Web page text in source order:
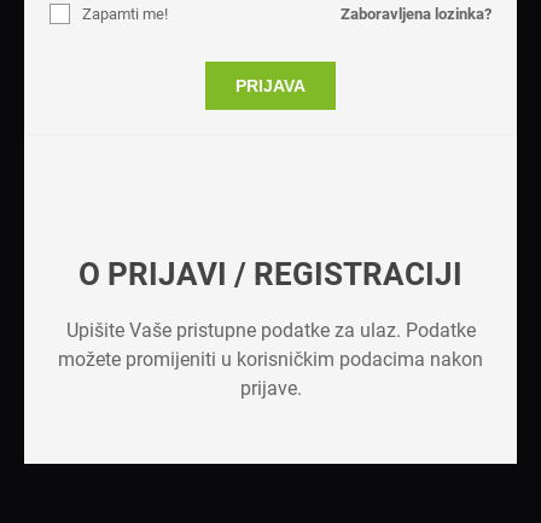
Zaboravljena lozinka?
Zapamti me!
PRIJAVA
O PRIJAVI / REGISTRACIJI
Upišite Vaše pristupne podatke za ulaz. Podatke
možete promijeniti u korisničkim podacima nakon
prijave.